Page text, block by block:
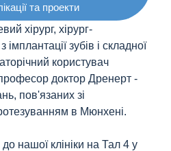
та проекти
хірург, хірург-
імплантації зубів і складної
користувач
доктор Дренерт -
пов'язаних зі
в Мюнхені.
нашої клініки на Тал 4 у